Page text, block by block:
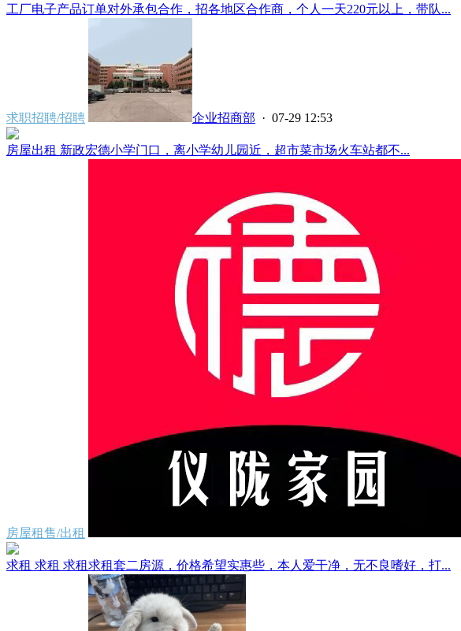
工厂电子产品订单对外承包合作，招各地区合作商，个人一天220元以上，带队...
求职招聘/招聘 企业招商部 · 07-29 12:53
房屋出租 新政宏德小学门口，离小学幼儿园近，超市菜市场火车站都不...
房屋租售/出租
求租 求租 求租求租套二房源，价格希望实惠些，本人爱干净，无不良嗜好，打...